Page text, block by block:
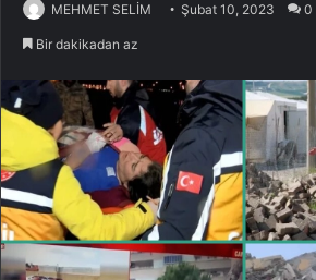
MEHMET SELİM Şubat 10, 2023 0
Bir dakikadan az